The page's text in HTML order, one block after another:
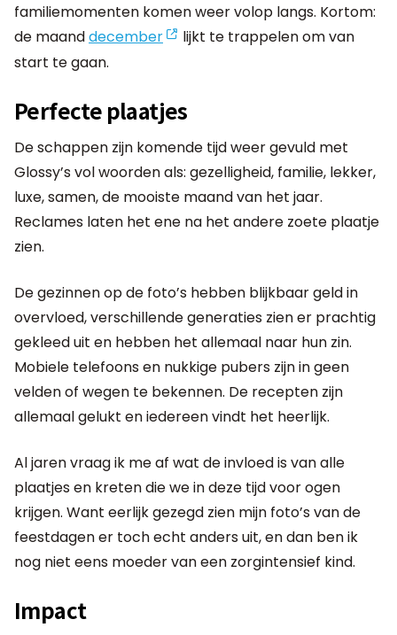
familiemomenten komen weer volop langs. Kortom:
de maanddecember
lijkt te trappelen om van
start te gaan.
Perfecte plaatjes
De schappen zijn komende tijd weer gevuld met
Glossy’s vol woorden als: gezelligheid, familie, lekker,
luxe, samen, de mooiste maand van het jaar.
Reclames laten het ene na het andere zoete plaatje
zien.
De gezinnen op de foto’s hebben blijkbaar geld in
overvloed, verschillende generaties zien er prachtig
gekleed uit en hebben het allemaal naar hun zin.
Mobiele telefoons en nukkige pubers zijn in geen
velden of wegen te bekennen. De recepten zijn
allemaal gelukt en iedereen vindt het heerlijk.
Al jaren vraag ik me af wat de invloed is van alle
plaatjes en kreten die we in deze tijd voor ogen
krijgen. Want eerlijk gezegd zien mijn foto’s van de
feestdagen er toch echt anders uit, en dan ben ik
nog niet eens moeder van een zorgintensief kind.
Impact